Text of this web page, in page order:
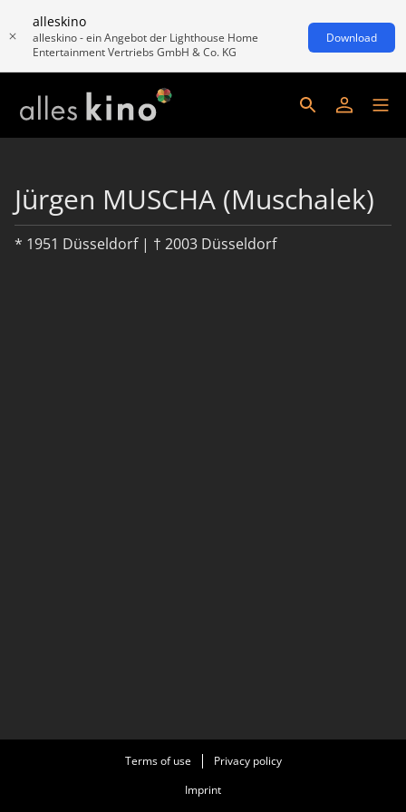
alleskino
alleskino - ein Angebot der Lighthouse Home
Entertainment Vertriebs GmbH & Co. KG
Download
Jürgen MUSCHA (Muschalek)
* 1951 Düsseldorf | † 2003 Düsseldorf
Terms of use
Privacy policy
Imprint